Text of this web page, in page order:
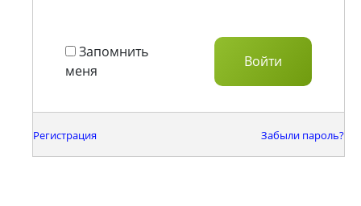
Запомнить
меня
Регистрация Забыли пароль?